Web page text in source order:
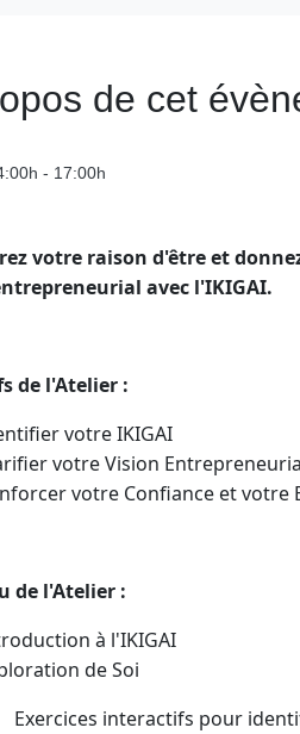
de cet
- 17:00h
votre raison d'être et
avec l'IKIGAI.
de l'Atelier :
votre IKIGAI
votre Vision
votre Confiance et votre
de l'Atelier :
à l'IKIGAI
de Soi
Exercices interactifs pour